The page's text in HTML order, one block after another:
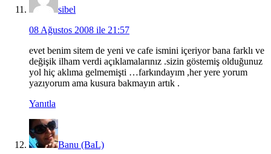
sibel
08 Ağustos 2008 ile 21:57
evet benim sitem de yeni ve cafe ismini içeriyor bana farklı ve
değişik ilham verdi açıklamalarınız .sizin göstemiş olduğunuz
yol hiç aklıma gelmemişti …farkındayım ,her yere yorum
yazıyorum ama kusura bakmayın artık .
Yanıtla
Banu (BaL)